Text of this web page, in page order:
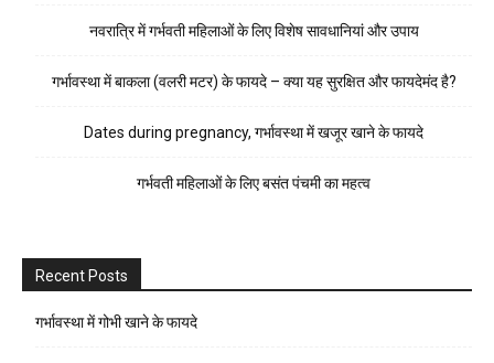
नवरात्रि में गर्भवती महिलाओं के लिए विशेष सावधानियां और उपाय
गर्भावस्था में बाकला (वलरी मटर) के फायदे – क्या यह सुरक्षित और फायदेमंद है?
Dates during pregnancy, गर्भावस्था में खजूर खाने के फायदे
गर्भवती महिलाओं के लिए बसंत पंचमी का महत्व
Recent Posts
गर्भावस्था में गोभी खाने के फायदे